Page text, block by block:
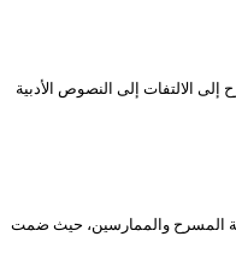
الالتفات إلى النصوص الأدبية
كبيرا من قبل طلبة المسرح والممارسين، حيث ضمت